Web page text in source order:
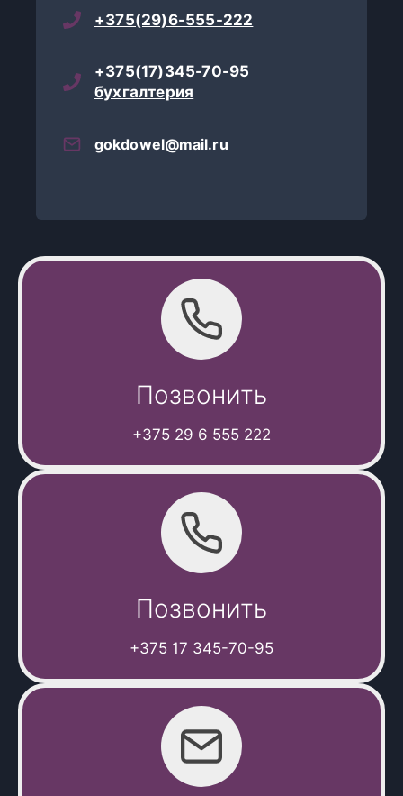
+375(29)6-555-222
+375(17)345-70-95
бухгалтерия
gokdowel@mail.ru
Позвонить
+375 29 6 555 222
Позвонить
+375 17 345-70-95